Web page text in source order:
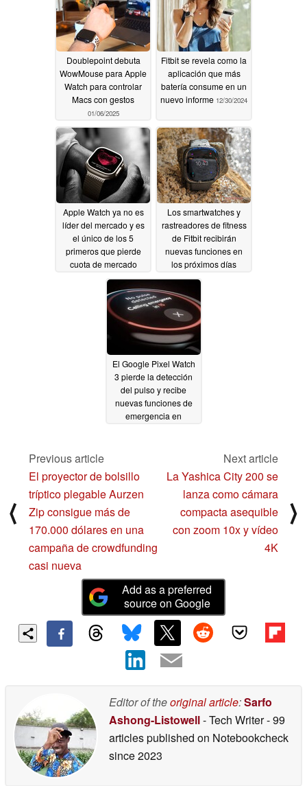
Doublepoint debuta
WowMouse para Apple
Watch para controlar
Macs con gestos
01/06/2025
Fitbit se revela como la
aplicación que más
batería consume en un
nuevo informe 12/30/2024
Apple Watch ya no es
líder del mercado y es
el único de los 5
primeros que pierde
cuota de mercado
12/19/2024
Los smartwatches y
rastreadores de fitness
de Fitbit recibirán
nuevas funciones en
los próximos días
12/07/2024
El Google Pixel Watch
3 pierde la detección
del pulso y recibe
nuevas funciones de
emergencia en
⟨
Previous article
El proyector de bolsillo
tríptico plegable Aurzen
Zip consigue más de
170.000 dólares en una
campaña de crowdfunding
casi nueva
Next article
La Yashica City 200 se
lanza como cámara
compacta asequible
con zoom 10x y vídeo
4K
⟩
Add as a preferred
source on Google
Editor of theoriginal article:Sarfo
Ashong-Listowell- Tech Writer- 99
articles published on Notebookcheck
since 2023